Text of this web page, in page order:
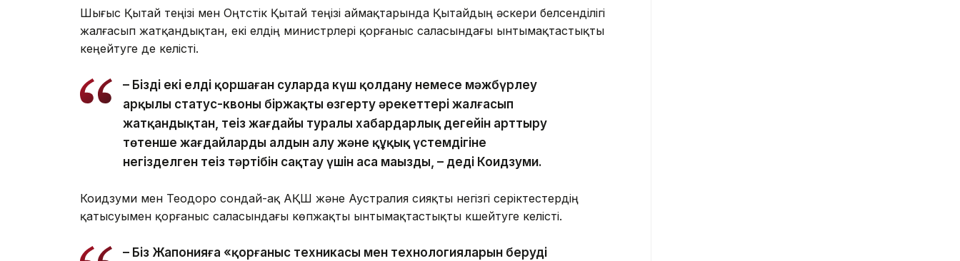
Шығыс Қытай теңізі мен Оңтүстік Қытай теңізі аймақтарында Қытайдың әскери белсенділігі
жалғасып жатқандықтан, екі елдің министрлері қорғаныс саласындағы ынтымақтастықты
кеңейтуге де келісті.
– Біздің екі елді қоршаған суларда күш қолдану немесе мәжбүрлеу
арқылы статус-квоны біржақты өзгерту әрекеттері жалғасып
жатқандықтан, теңіз жағдайы туралы хабардарлық деңгейін арттыру
төтенше жағдайлардың алдын алу және құқық үстемдігіне
негізделген теңіз тәртібін сақтау үшін аса маңызды, – деді Коидзуми.
Коидзуми мен Теодоро сондай-ақ АҚШ және Аустралия сияқты негізгі серіктестердің
қатысуымен қорғаныс саласындағы көпжақты ынтымақтастықты күшейтуге келісті.
– Біз Жапонияға «қорғаныс техникасы мен технологияларын берудің